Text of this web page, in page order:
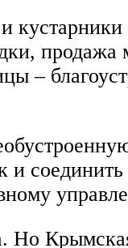
кустарники
продажа
–
и
Но